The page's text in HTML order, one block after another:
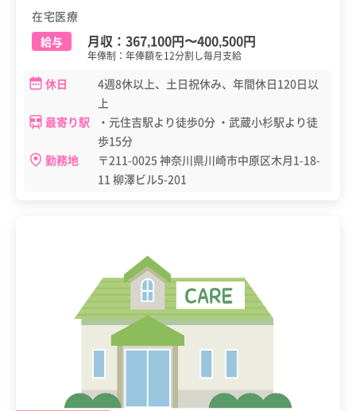
在宅医療
給与
月収： 367,100円〜400,500円
年俸制：年俸額を12分割し毎月支給
休日
4週8休以上、土日祝休み、年間休日120日以
上
最寄り駅
・元住吉駅より徒歩0分 ・武蔵小杉駅より徒
歩15分
勤務地
〒211-0025 神奈川県川崎市中原区木月1-18-
11 柳澤ビル5-201